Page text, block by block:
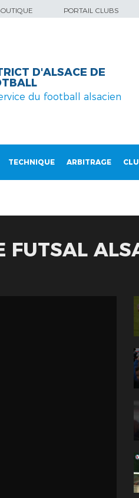
PORTAIL CLUBS
D'ALSACE DE
du football alsacien
TECHNIQUE ARBITRAGE
FUTSAL